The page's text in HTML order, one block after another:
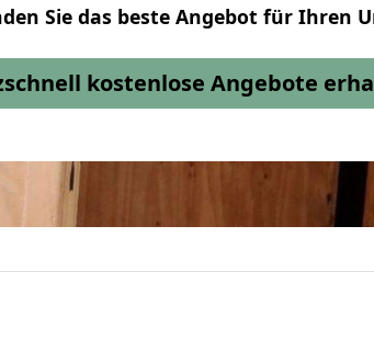
Sie das beste Angebot für Ihren
kostenlose Angebote